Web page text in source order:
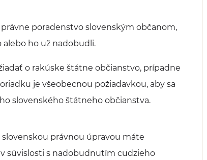
poradenstvo slovenským občanom,
ho už nadobudli.
o rakúske štátne občianstvo, prípadne
je všeobecnou požiadavkou, aby sa
slovenského štátneho občianstva.
právnou úpravou máte
súvislosti s nadobudnutím cudzieho